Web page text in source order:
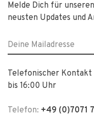
Melde Dich für
neusten Updates und
Telefonischer Kontakt
bis 16:00 Uhr
Telefon: +49 (0)7071